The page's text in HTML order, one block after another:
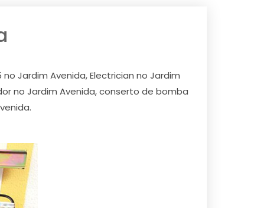
Jardim Avenida, Electrician no Jardim
no Jardim Avenida, conserto de bomba